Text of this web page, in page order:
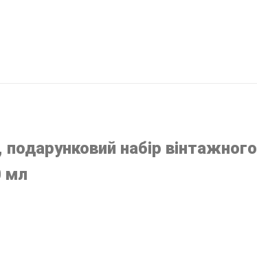
набір вінтажного
мл